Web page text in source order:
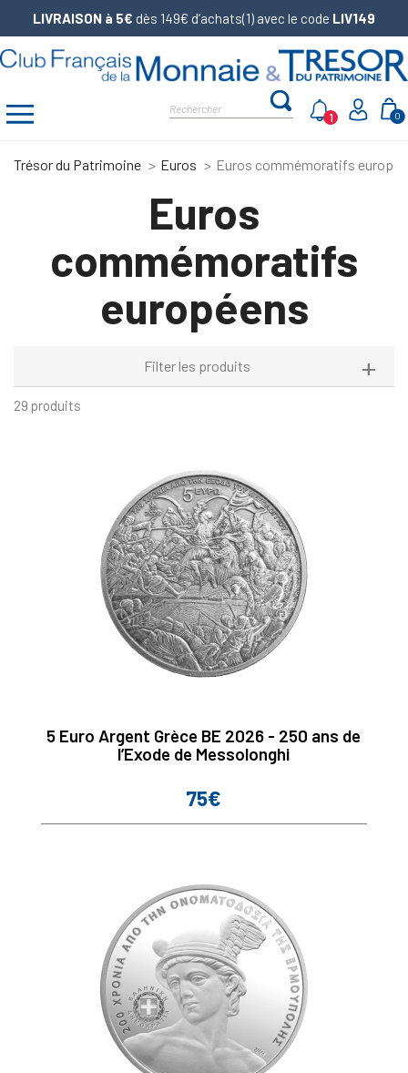
LIVRAISON à 5€ dès 149€ d’achats(1) avec le code LIV149
0
1
Trésor du Patrimoine Euros Euros commémoratifs
Euros
commémoratifs
européens
Filter les produits
29 produits
5 Euro Argent Grèce BE 2026 - 250 ans de
l’Exode de Messolonghi
Prix
75€